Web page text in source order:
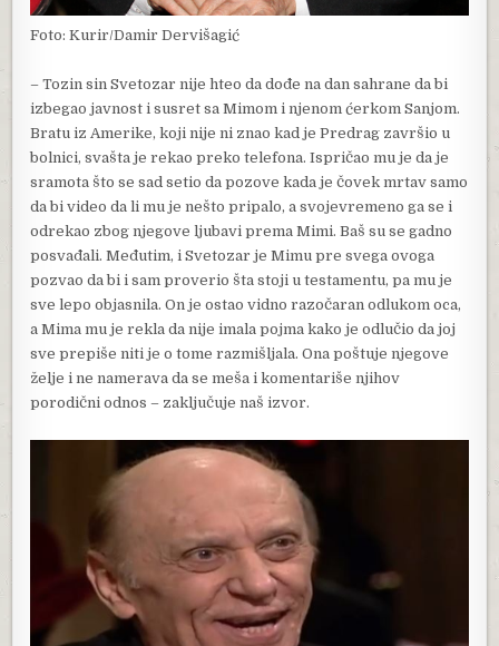
Foto: Kurir/Damir Dervišagić
– Tozin sin Svetozar nije hteo da dođe na dan sahrane da bi
izbegao javnost i susret sa Mimom i njenom ćerkom Sanjom.
Bratu iz Amerike, koji nije ni znao kad je Predrag završio u
bolnici, svašta je rekao preko telefona. Ispričao mu je da je
sramota što se sad setio da pozove kada je čovek mrtav samo
da bi video da li mu je nešto pripalo, a svojevremeno ga se i
odrekao zbog njegove ljubavi prema Mimi. Baš su se gadno
posvađali. Međutim, i Svetozar je Mimu pre svega ovoga
pozvao da bi i sam proverio šta stoji u testamentu, pa mu je
sve lepo objasnila. On je ostao vidno razočaran odlukom oca,
a Mima mu je rekla da nije imala pojma kako je odlučio da joj
sve prepiše niti je o tome razmišljala. Ona poštuje njegove
želje i ne namerava da se meša i komentariše njihov
porodični odnos – zaključuje naš izvor.